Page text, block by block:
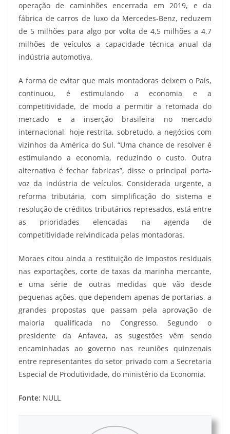
operação de caminhões encerrada em 2019, e da
fábrica de carros de luxo da Mercedes-Benz, reduzem
de 5 milhões para algo por volta de 4,5 milhões a 4,7
milhões de veículos a capacidade técnica anual da
indústria automotiva.
A forma de evitar que mais montadoras deixem o País,
continuou, é estimulando a economia e a
competitividade, de modo a permitir a retomada do
mercado e a inserção brasileira no mercado
internacional, hoje restrita, sobretudo, a negócios com
vizinhos da América do Sul. “Uma chance de resolver é
estimulando a economia, reduzindo o custo. Outra
alternativa é fechar fabricas”, disse o principal porta-
voz da indústria de veículos. Considerada urgente, a
reforma tributária, com simplificação do sistema e
resolução de créditos tributários represados, está entre
as prioridades elencadas na agenda de
competitividade reivindicada pelas montadoras.
Moraes citou ainda a restituição de impostos residuais
nas exportações, corte de taxas da marinha mercante,
e uma série de outras medidas que vão desde
pequenas ações, que dependem apenas de portarias, a
grandes propostas que passam pela aprovação de
maioria qualificada no Congresso. Segundo o
presidente da Anfavea, as sugestões vêm sendo
encaminhadas ao governo nas reuniões quinzenais
entre representantes do setor privado com a Secretaria
Especial de Produtividade, do ministério da Economia.
Fonte: NULL